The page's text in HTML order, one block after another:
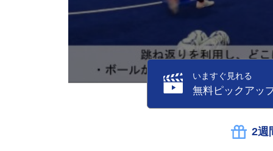
いますぐ見れる
無料ピックアッ
2週